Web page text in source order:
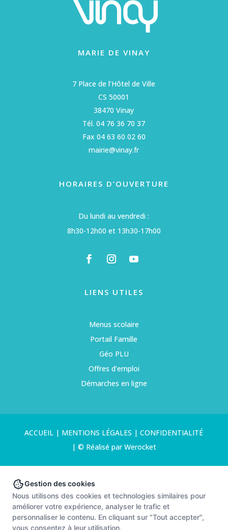
MARIE DE VINAY
7 Place de l’Hôtel de Ville
CS 50001
38470 Vinay
Tél. 04 76 36 70 37
Fax 04 63 60 02 60
mairie@vinay.fr
HORAIRES D’OUVERTURE
Du lundi au vendredi :
8h30-12h00 et 13h30-17h00
LIENS UTILES
Menus scolaire
Portail Famille
Géo PLU
Offres d’emploi
Démarches en ligne
ACCUEIL | MENTIONS LÉGALES |CONFIDENTIALITÉ
| © Réalisé par Werocket
Gestion des cookies
Nous utilisons des cookies et technologies similaires pour
améliorer votre expérience, analyser le trafic et
personnaliser le contenu. En cliquant sur "Tout accepter",
vous consentez à leur utilisation.